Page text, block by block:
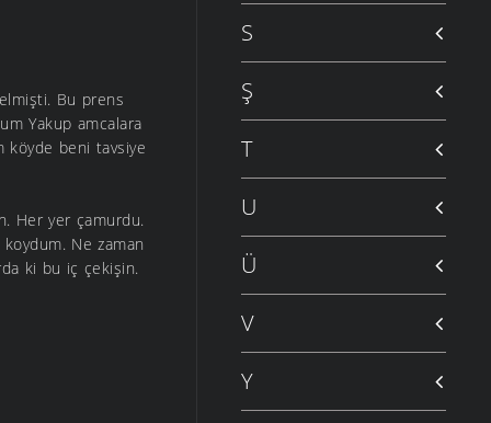
Bu prens
Yakup amcalara
köyde beni tavsiye
Her yer çamurdu.
Ne zaman
ki bu iç çekişin.
S
Ş
T
U
Ü
V
Y